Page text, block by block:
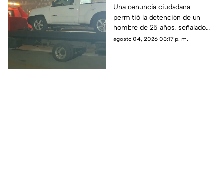
pública de Torreón
Una denuncia ciudadana
permitió la detención de un
hombre de 25 años, señalado
por presuntamente arrojar
agosto 04, 2026 03:17 p. m.